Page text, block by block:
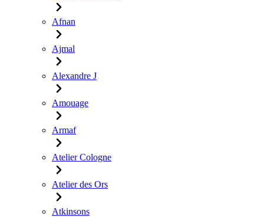
Afnan
Ajmal
Alexandre J
Amouage
Armaf
Atelier Cologne
Atelier des Ors
Atkinsons